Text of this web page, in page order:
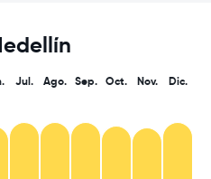
Jul. Ago. Sep. Oct. Nov. Dic.